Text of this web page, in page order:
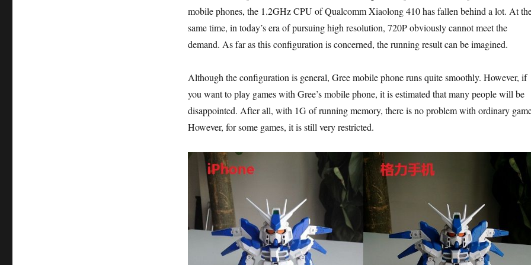
mobile phones, the 1.2GHz CPU of Qualcomm Xiaolong 410 has fallen behind a lot. At
same time, in today’s era of pursuing high resolution, 720P obviously cannot meet the
demand. As far as this configuration is concerned, the running result can be imagined.
Although the configuration is general, Gree mobile phone runs quite smoothly. However, if
you want to play games with Gree’s mobile phone, it is estimated that many people will be
disappointed. After all, with 1G of running memory, there is no problem with ordinary
However, for some games, it is still very restricted.